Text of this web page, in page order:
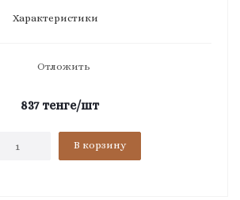
Характеристики
Отложить
837тенге/шт
В корзину